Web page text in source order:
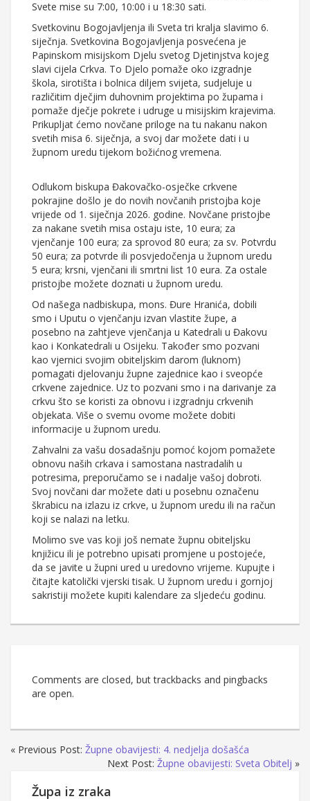
Svete mise su 7:00, 10:00 i u 18:30 sati.
Svetkovinu Bogojavljenja ili Sveta tri kralja slavimo 6.
siječnja. Svetkovina Bogojavljenja posvećena je
Papinskom misijskom Djelu svetog Djetinjstva kojeg
slavi cijela Crkva. To Djelo pomaže oko izgradnje
škola, sirotišta i bolnica diljem svijeta, sudjeluje u
različitim dječjim duhovnim projektima po župama i
pomaže dječje pokrete i udruge u misijskim krajevima.
Prikupljat ćemo novčane priloge na tu nakanu nakon
svetih misa 6. siječnja, a svoj dar možete dati i u
župnom uredu tijekom božićnog vremena.
Odlukom biskupa Đakovačko-osječke crkvene
pokrajine došlo je do novih novčanih pristojba koje
vrijede od 1. siječnja 2026. godine. Novčane pristojbe
za nakane svetih misa ostaju iste, 10 eura; za
vjenčanje 100 eura; za sprovod 80 eura; za sv. Potvrdu
50 eura; za potvrde ili posvjedočenja u župnom uredu
5 eura; krsni, vjenčani ili smrtni list 10 eura. Za ostale
pristojbe možete doznati u župnom uredu.
Od našega nadbiskupa, mons. Đure Hranića, dobili
smo i Uputu o vjenčanju izvan vlastite župe, a
posebno na zahtjeve vjenčanja u Katedrali u Đakovu
kao i Konkatedrali u Osijeku. Također smo pozvani
kao vjernici svojim obiteljskim darom (luknom)
pomagati djelovanju župne zajednice kao i sveopće
crkvene zajednice. Uz to pozvani smo i na darivanje za
crkvu što se koristi za obnovu i izgradnju crkvenih
objekata. Više o svemu ovome možete dobiti
informacije u župnom uredu.
Zahvalni za vašu dosadašnju pomoć kojom pomažete
obnovu naših crkava i samostana nastradalih u
potresima, preporučamo se i nadalje vašoj dobroti.
Svoj novčani dar možete dati u posebnu označenu
škrabicu na izlazu iz crkve, u župnom uredu ili na račun
koji se nalazi na letku.
Molimo sve vas koji još nemate župnu obiteljsku
knjižicu ili je potrebno upisati promjene u postojeće,
da se javite u župni ured u uredovno vrijeme. Kupujte i
čitajte katolički vjerski tisak. U župnom uredu i gornjoj
sakristiji možete kupiti kalendare za sljedeću godinu.
Comments are closed, but trackbacks and pingbacks
are open.
« Previous Post: Župne obavijesti: 4. nedjelja došašća
Next Post: Župne obavijesti: Sveta Obitelj »
Župa iz zraka